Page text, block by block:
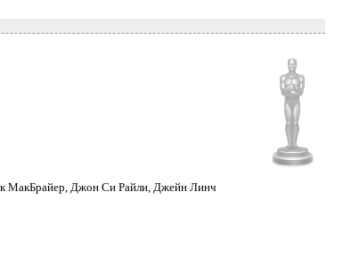
МакБрайер, Джон Си Райли, Джейн Линч